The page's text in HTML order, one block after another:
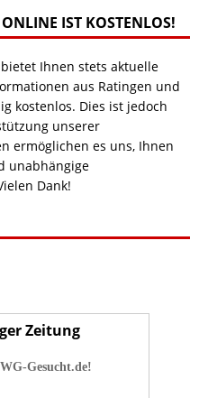
IST KOSTENLOS!
Ihnen stets aktuelle
aus Ratingen und
kostenlos. Dies ist jedoch
unserer
ermöglichen es uns, Ihnen
unabhängige
Dank!
Zeitung
Gesucht.de!